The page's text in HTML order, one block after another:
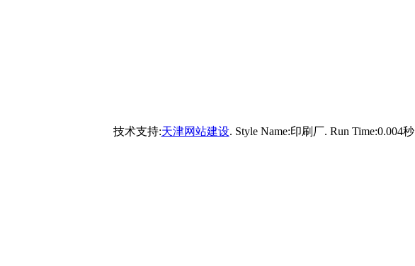
技术支持:天津网站建设. Style Name:印刷厂. Run Time:0.004秒